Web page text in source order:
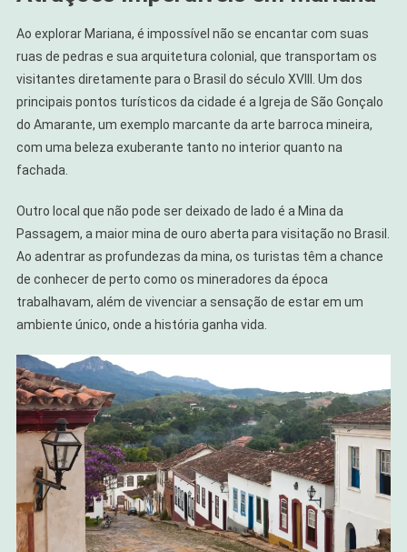
Ao explorar Mariana, é impossível não se encantar com suas
ruas de pedras e sua arquitetura colonial, que transportam os
visitantes diretamente para o Brasil do século XVIII. Um dos
principais pontos turísticos da cidade é a Igreja de São Gonçalo
do Amarante, um exemplo marcante da arte barroca mineira,
com uma beleza exuberante tanto no interior quanto na
fachada.
Outro local que não pode ser deixado de lado é a Mina da
Passagem, a maior mina de ouro aberta para visitação no Brasil.
Ao adentrar as profundezas da mina, os turistas têm a chance
de conhecer de perto como os mineradores da época
trabalhavam, além de vivenciar a sensação de estar em um
ambiente único, onde a história ganha vida.